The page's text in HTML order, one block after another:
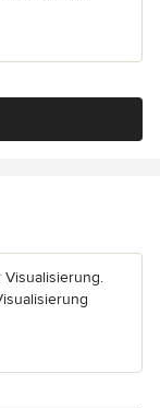
Visualisierung.